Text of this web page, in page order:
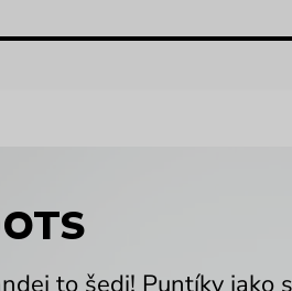
to šedi! Puntíky jako